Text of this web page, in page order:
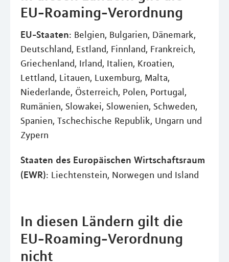
EU-Roaming-Verordnung
EU-Staaten: Belgien, Bulgarien, Dänemark,
Deutschland, Estland, Finnland, Frankreich,
Griechenland, Irland, Italien, Kroatien,
Lettland, Litauen, Luxemburg, Malta,
Niederlande, Österreich, Polen, Portugal,
Rumänien, Slowakei, Slowenien, Schweden,
Spanien, Tschechische Republik, Ungarn und
Zypern
Staaten des Europäischen Wirtschaftsraum
(EWR): Liechtenstein, Norwegen und Island
In diesen Ländern gilt die
EU-Roaming-Verordnung
nicht